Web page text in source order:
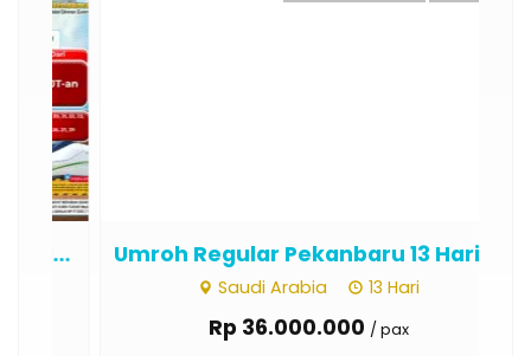
Umroh Regular Pekanbaru 13 Hari ...
Saudi Arabia 13 Hari
Rp 36.000.000 / pax